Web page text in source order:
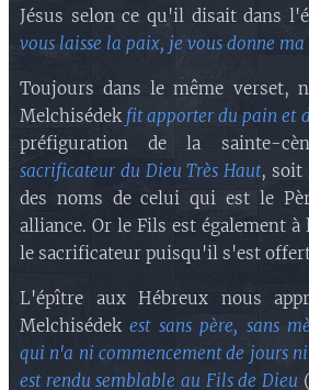
Jésus selon ce qu'il disait dans
vous laisse la paix, je vous donne
Toujours dans le même verset,
Melchisédek fit apporter du pain et
préfiguration de la sainte-
sacrificateur du Dieu Très Haut, soit
des noms de celui qui est le
alliance. Or le Fils est également
le sacrificateur puisqu'il s'est
L'épître aux Hébreux nous
Melchisédekest sans père, sans
qui n'a ni commencement de jours
est rendu semblable au Fils de Dieu (